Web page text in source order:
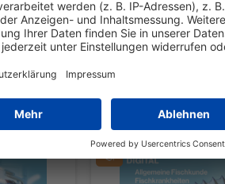
Kunden kauften auch